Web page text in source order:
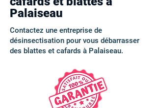
Palaiseau
Contactez une entreprise de
désinsectisation pour vous débarrasser
des blattes et cafards à Palaiseau.